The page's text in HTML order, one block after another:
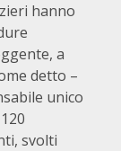
hanno
a
detto –
unico
svolti